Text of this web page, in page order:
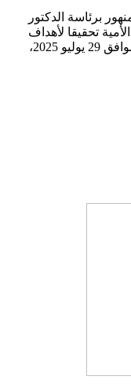
برئاسة الدكتور
تحقيقا لأهداف
التنمية المستدامة، انطلقت اليوم الثلاثاء الموافق 29 يوليو 2025،